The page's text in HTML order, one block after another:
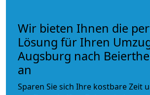
Wir bieten Ihnen die
Lösung für Ihren
Augsburg nach
an
Sparen Sie sich Ihre kostbare Zeit